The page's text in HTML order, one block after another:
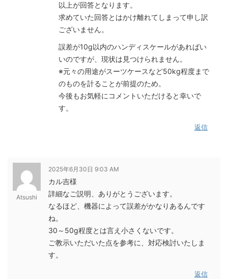
以上が回答となります。
求めていた回答とはかけ離れてしまって申し訳
ございません。
誤差が10g以内のハンディスケールがあればい
いのですが、現状は見つけられません。
※元々の用途がスーツケースなど50kg程度まで
のものを計ることが前提のため。
今後もお気軽にコメントいただけると幸いで
す。
返信
Atsushi
2025年6月30日 9:03 AM
カル吉様
詳細なご説明、ありがとうございます。
なるほど、機器によって誤差がかなりあるんです
ね。
30～50g程度とは言え小さくないです。
ご教示いただいた点を参考に、対応検討いたしま
す。
返信